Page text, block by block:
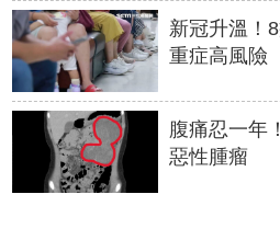
新冠升溫！
重症高風險
腹痛忍一年
惡性腫瘤